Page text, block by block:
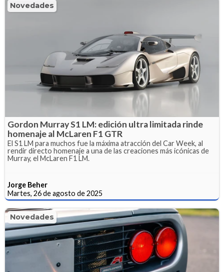
Novedades
Gordon Murray S1 LM: edición ultra limitada rinde
homenaje al McLaren F1 GTR
El S1 LM para muchos fue la máxima atracción del Car Week, al
rendir directo homenaje a una de las creaciones más icónicas de
Murray, el McLaren F1 LM.
Jorge Beher
Martes, 26 de agosto de 2025
Novedades